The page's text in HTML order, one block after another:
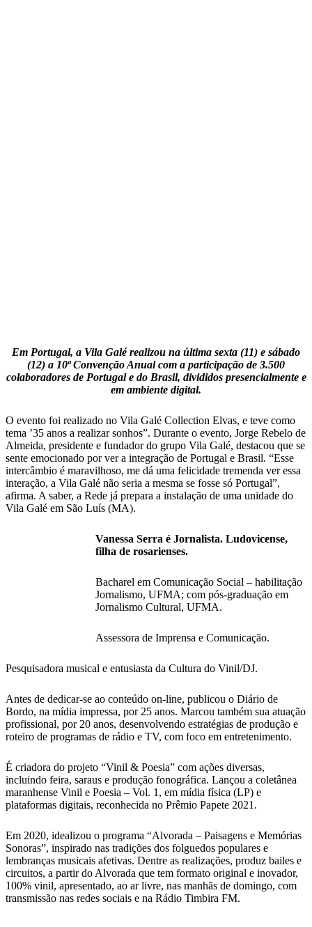
Em Portugal, a Vila Galé realizou na última sexta (11) e sábado
(12) a 10ª Convenção Anual com a participação de 3.500
colaboradores de Portugal e do Brasil, divididos presencialmente e
em ambiente digital.
O evento foi realizado no Vila Galé Collection Elvas, e teve como
tema ’35 anos a realizar sonhos”. Durante o evento, Jorge Rebelo de
Almeida, presidente e fundador do grupo Vila Galé, destacou que se
sente emocionado por ver a integração de Portugal e Brasil. “Esse
intercâmbio é maravilhoso, me dá uma felicidade tremenda ver essa
interação, a Vila Galé não seria a mesma se fosse só Portugal”,
afirma. A saber, a Rede já prepara a instalação de uma unidade do
Vila Galé em São Luís (MA).
Vanessa Serra é Jornalista. Ludovicense,
filha de rosarienses.
Bacharel em Comunicação Social – habilitação
Jornalismo, UFMA; com pós-graduação em
Jornalismo Cultural, UFMA.
Assessora de Imprensa e Comunicação.
Pesquisadora musical e entusiasta da Cultura do Vinil/DJ.
Antes de dedicar-se ao conteúdo on-line, publicou o Diário de
Bordo, na mídia impressa, por 25 anos. Marcou também sua atuação
profissional, por 20 anos, desenvolvendo estratégias de produção e
roteiro de programas de rádio e TV, com foco em entretenimento.
É criadora do projeto “Vinil & Poesia” com ações diversas,
incluindo feira, saraus e produção fonográfica. Lançou a coletânea
maranhense Vinil e Poesia – Vol. 1, em mídia física (LP) e
plataformas digitais, reconhecida no Prêmio Papete 2021.
Em 2020, idealizou o programa “Alvorada – Paisagens e Memórias
Sonoras”, inspirado nas tradições dos folguedos populares e
lembranças musicais afetivas. Dentre as realizações, produz bailes e
circuitos, a partir do Alvorada que tem formato original e inovador,
100% vinil, apresentado, ao ar livre, nas manhãs de domingo, com
transmissão nas redes sociais e na Rádio Timbira FM.